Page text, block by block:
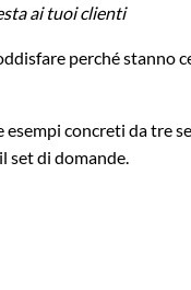
ai tuoi clienti
perché stanno
esempi concreti da tre
set di domande.